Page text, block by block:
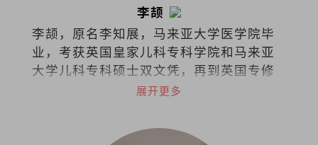
李颉
李颉，原名李知展，马来亚大学医学院毕
业，考获英国皇家儿科专科学院和马来亚
大学儿科专科硕士双文凭，再到英国专修
儿童安宁医护疗法，如今担任马来西亚吉
和马来西亚儿童安宁疗护协会创办人兼主
展开更多